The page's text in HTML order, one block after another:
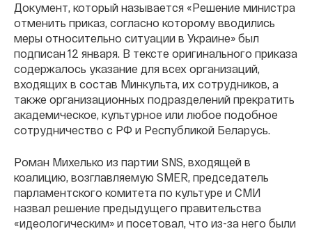
Документ, который называется «Решение министра
отменить приказ, согласно которому вводились
меры относительно ситуации в Украине» был
подписан 12 января. В тексте оригинального приказа
содержалось указание для всех организаций,
входящих в состав Минкульта, их сотрудников, а
также организационных подразделений прекратить
академическое, культурное или любое подобное
сотрудничество с РФ и Республикой Беларусь.
Роман Михелько из партии SNS, входящей в
коалицию, возглавляемую SMER, председатель
парламентского комитета по культуре и СМИ
назвал решение предыдущего правительства
«идеологическим» и посетовал, что из-за него были